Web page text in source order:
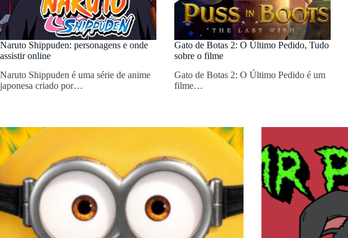
Naruto Shippuden: personagens e onde
assistir online
Naruto Shippuden é uma série de anime
japonesa criado por…
Gato de Botas 2: O Último Pedido, Tudo
sobre o filme
Gato de Botas 2: O Último Pedido é um
filme…